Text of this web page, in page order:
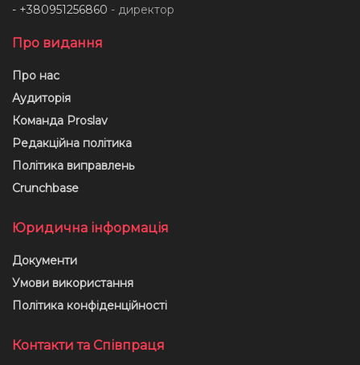
- +380951256860 - директор
Про видання
Про нас
Аудиторія
Команда Proslav
Редакційна політика
Політика виправлень
Crunchbase
Юридична інформація
Документи
Умови використання
Політика конфіденційності
Контакти та Співпраця